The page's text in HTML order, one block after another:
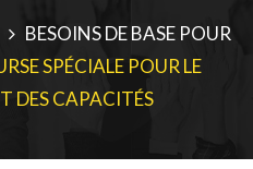
BESOINS DE BASE POUR
SPÉCIALE POUR LE
DES CAPACITÉS